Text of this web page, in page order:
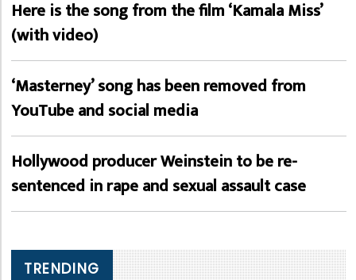
Here is the song from the film ‘Kamala Miss’
(with video)
‘Masterney’ song has been removed from
YouTube and social media
Hollywood producer Weinstein to be re-
sentenced in rape and sexual assault case
TRENDING